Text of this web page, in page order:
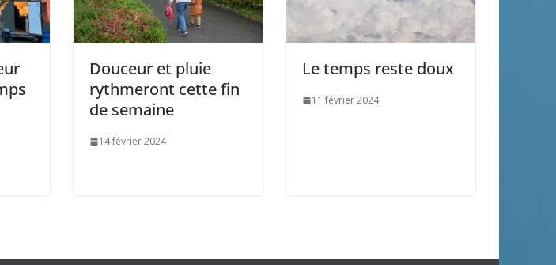
Douceur et pluie
rythmeront cette fin
de semaine
14 février 2024
Le temps reste doux
11 février 2024